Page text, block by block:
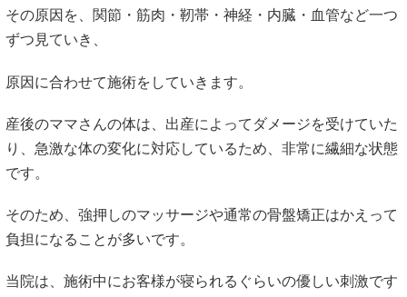
その原因を、関節・筋肉・靭帯・神経・内臓・血管など一つ
ずつ見ていき、
原因に合わせて施術をしていきます。
産後のママさんの体は、出産によってダメージを受けていた
り、急激な体の変化に対応しているため、非常に繊細な状態
です。
そのため、強押しのマッサージや通常の骨盤矯正はかえって
負担になることが多いです。
当院は、施術中にお客様が寝られるぐらいの優しい刺激です